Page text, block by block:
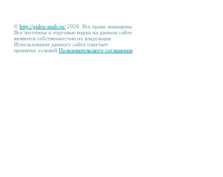
© http://gidro-snab.ru/ 2026. Все права защищены.
Все логотипы и торговые марки на данном сайте
являются собственностью их владельцев.
Использование данного сайта означает
принятие условий Пользовательского соглашения